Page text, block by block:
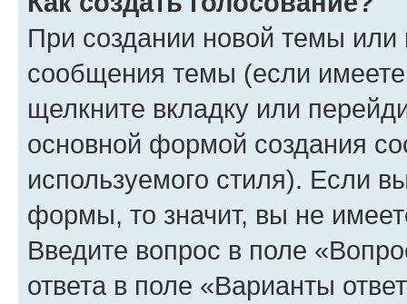
При создании новой темы или
сообщения темы (если
щелкните вкладку или
основной формой создания
используемого стиля). Если
формы, то значит, вы не
Введите вопрос в поле
ответа в поле «Варианты